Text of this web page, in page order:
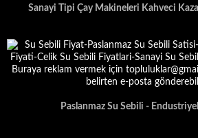
Sanayi Tipi Çay Makineleri Kahveci
Paslanmaz Su Sebili -